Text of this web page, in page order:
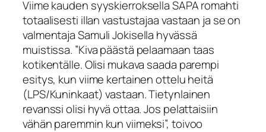
Viime kauden syyskierroksella SAPA romahti
totaalisesti illan vastustajaa vastaan ja se on
valmentaja Samuli Jokisella hyvässä
muistissa. ”Kiva päästä pelaamaan taas
kotikentälle. Olisi mukava saada parempi
esitys, kun viime kertainen ottelu heitä
(LPS/Kuninkaat) vastaan. Tietynlainen
revanssi olisi hyvä ottaa. Jos pelattaisiin
vähän paremmin kun viimeksi”, toivoo